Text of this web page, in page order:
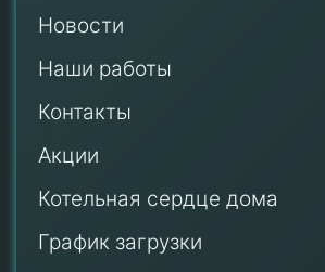
Новости
Наши работы
Контакты
Акции
Котельная сердце дома
График загрузки